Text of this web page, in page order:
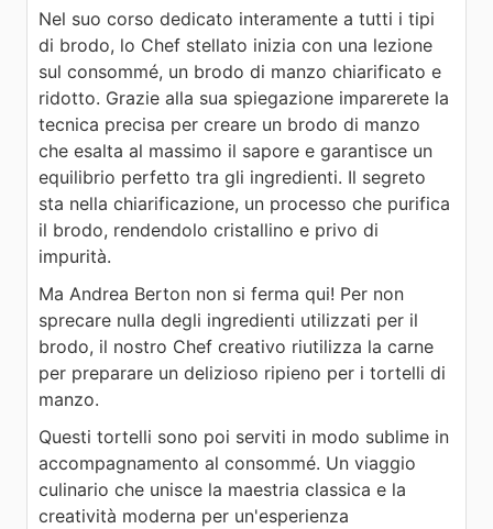
Nel suo corso dedicato interamente a tutti i tipi
di brodo, lo Chef stellato inizia con una lezione
sul consommé, un brodo di manzo chiarificato e
ridotto. Grazie alla sua spiegazione imparerete la
tecnica precisa per creare un brodo di manzo
che esalta al massimo il sapore e garantisce un
equilibrio perfetto tra gli ingredienti. Il segreto
sta nella chiarificazione, un processo che purifica
il brodo, rendendolo cristallino e privo di
impurità.
Ma Andrea Berton non si ferma qui! Per non
sprecare nulla degli ingredienti utilizzati per il
brodo, il nostro Chef creativo riutilizza la carne
per preparare un delizioso ripieno per i tortelli di
manzo.
Questi tortelli sono poi serviti in modo sublime in
accompagnamento al consommé. Un viaggio
culinario che unisce la maestria classica e la
creatività moderna per un'esperienza